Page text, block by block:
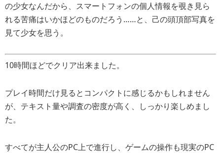
の少女なんだから、スマートフォンの個人情報を覗き見ら
れる苦痛はいかほどのものだろう……と、己の頭頂部写真を
見て少女を思う。
10時間ほどでクリア出来ました。
プレイ時間だけ見るとコンパクトに感じるかもしれません
が、テキスト量や調査の密度が高く、しっかり楽しめまし
た。
すべてが主人公のPC上で進行し、ゲームの操作も現実のPC